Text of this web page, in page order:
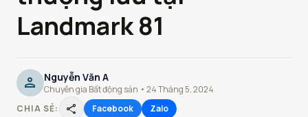
Landmark 81
person Nguyễn Văn A
Chuyên gia Bất động sản • 24 Tháng 5, 2024
CHIA SẺ:
share Facebook Zalo